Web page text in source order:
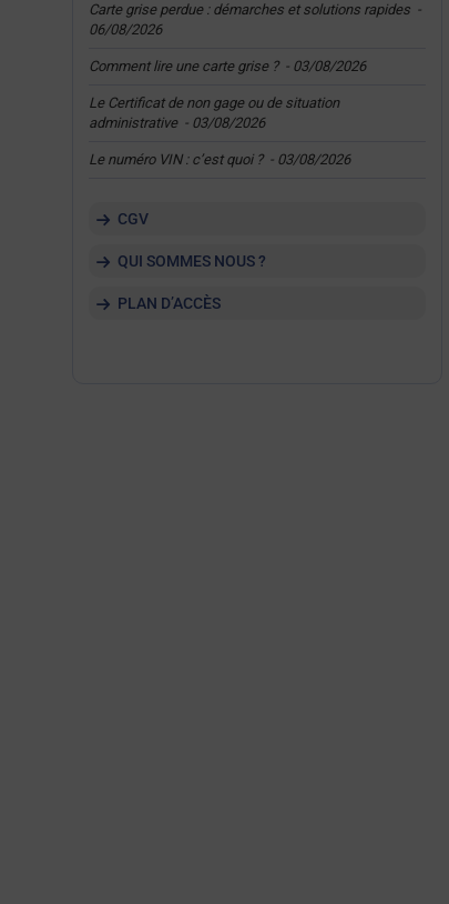
Carte grise perdue : démarches et solutions rapides -
06/08/2026
Comment lire une carte grise ? - 03/08/2026
Le Certificat de non gage ou de situation
administrative - 03/08/2026
Le numéro VIN : c’est quoi ? - 03/08/2026
CGV
QUI SOMMES NOUS ?
PLAN D’ACCÈS